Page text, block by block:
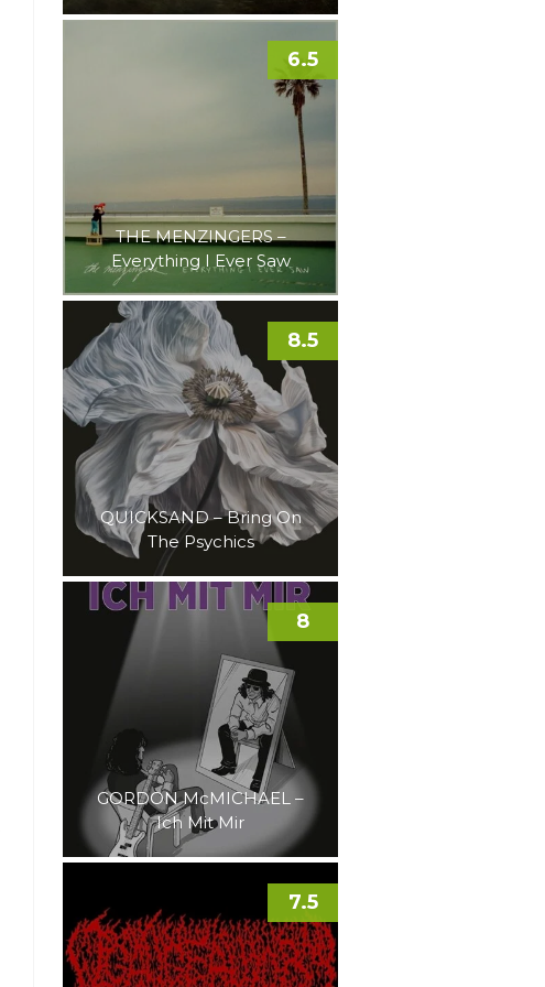
THE MENZINGERS –
Everything I Ever Saw
6.5
QUICKSAND – Bring On
The Psychics
8.5
GORDON McMICHAEL –
Ich Mit Mir
8
7.5